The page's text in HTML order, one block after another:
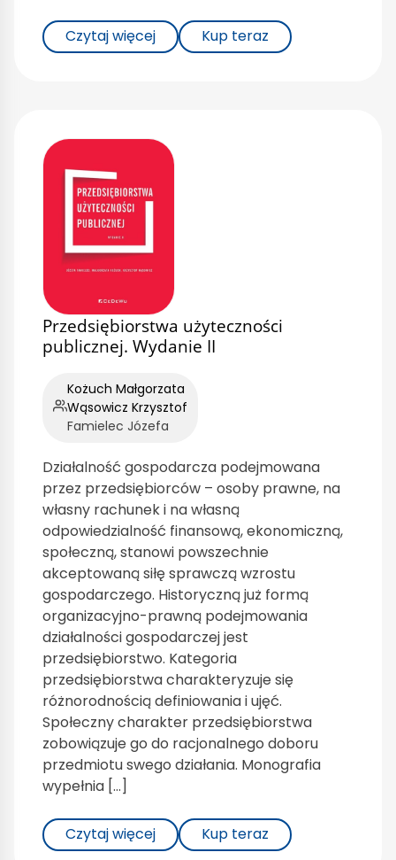
Czytaj więcej Kup teraz
Przedsiębiorstwa użyteczności
publicznej. Wydanie II
Kożuch Małgorzata
Wąsowicz Krzysztof
Famielec Józefa
Działalność gospodarcza podejmowana
przez przedsiębiorców – osoby prawne, na
własny rachunek i na własną
odpowiedzialność finansową, ekonomiczną,
społeczną, stanowi powszechnie
akceptowaną siłę sprawczą wzrostu
gospodarczego. Historyczną już formą
organizacyjno-prawną podejmowania
działalności gospodarczej jest
przedsiębiorstwo. Kategoria
przedsiębiorstwa charakteryzuje się
różnorodnością definiowania i ujęć.
Społeczny charakter przedsiębiorstwa
zobowiązuje go do racjonalnego doboru
przedmiotu swego działania. Monografia
wypełnia […]
Czytaj więcej Kup teraz